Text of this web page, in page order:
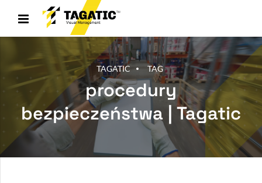
TAGATIC TAG
procedury
bezpieczeństwa | Tagatic